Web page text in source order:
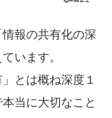
報の共有化の深
います。
とは概ね深度１
当に大切なこと